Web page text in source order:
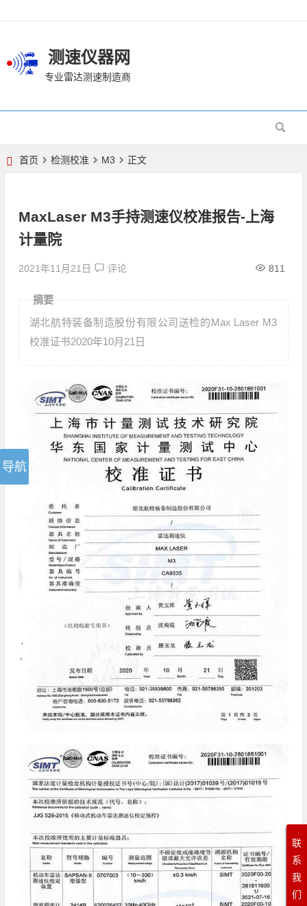
测速仪器网
专业雷达测速制造商
首页 检测校准 M3 正文
MaxLaser M3手持测速仪校准报告-上海
计量院
2021年11月21日 评论 811
摘要
湖北航特装备制造股份有限公司送检的Max Laser M3
校准证书2020年10月21日
联
系
我
们